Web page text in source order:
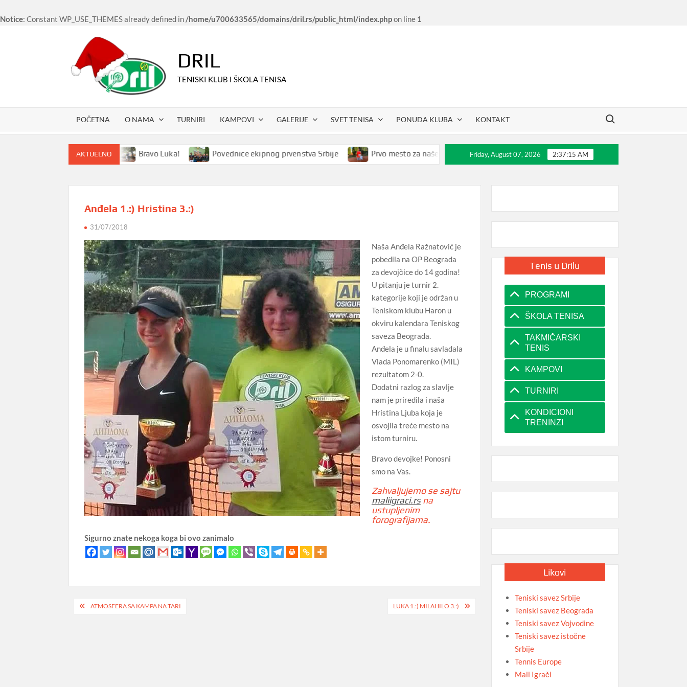
Notice: Constant WP_USE_THEMES already defined in/home/u700633565/domains/dril.rs/public_html/index.phpon line 1
DRIL
TENISKI KLUB I ŠKOLA TENISA
POČETNA O NAMA TURNIRI KAMPOVI GALERIJE SVET TENISA PONUDA KLUBA KONTAKT
Search for:
AKTUELNO
i u 2024. godini Bravo Luka! Povednice ekipnog prvenstva Srbije Prvo mesto za našeg Petra Rakovića 30 godina Dril-a
Friday, August 07, 2026 2:37:16 AM
Anđela 1.:) Hristina 3.:)
31/07/2018
Naša Anđela Ražnatović je
pobedila na OP Beograda
za devojčice do 14 godina!
U pitanju je turnir 2.
kategorije koji je održan u
Teniskom klubu Haron u
okviru kalendara Teniskog
saveza Beograda.
Anđela je u finalu savladala
Vlada Ponomarenko (MIL)
rezultatom 2-0.
Dodatni razlog za slavlje
nam je priredila i naša
Hristina Ljuba koja je
osvojila treće mesto na
istom turniru.
Bravo devojke! Ponosni
smo na Vas.
Zahvaljujemo se sajtu
maliigraci.rsna
ustupljenim
forografijama.
Sigurno znate nekoga koga bi ovo zanimalo
PostATMOSFERA SA KAMPA NA TARI LUKA 1.:) MILAHILO 3.:)
Tenis u Drilu
PROGRAMI
ŠKOLA TENISA
TAKMIČARSKI
TENIS
KAMPOVI
TURNIRI
KONDICIONI
TRENINZI
Likovi
Teniski savez Srbije
Teniski savez Beograda
Teniski savez Vojvodine
Teniski savez istočne
Srbije
Tennis Europe
Mali Igrači